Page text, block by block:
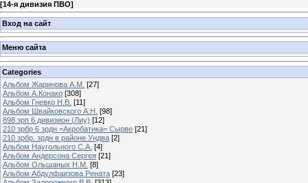
[14-я дивизия ПВО]
Вход на сайт
Меню сайта
Categories
Альбом Жаринова А.М. [27]
Альбом А.Конако [308]
Альбом Гневко Н.В. [11]
Альбом Швайковского А.Н. [98]
898 зрп 6 дивизион (Лиу) [12]
210 зрбр 6 зрдн =Акробатика= Сырве [21]
210 зрбр. зрдн в районе Ундва [2]
Альбом Наугольного С.А. [4]
Альбом Андерсона Сергея [21]
Альбом Ольшаных Н.М. [8]
Альбом Абдулфаизова Рената [23]